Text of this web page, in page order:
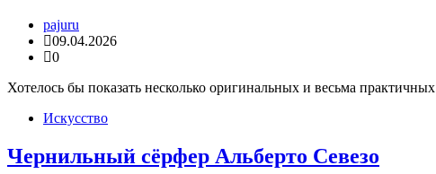
pajuru
09.04.2026
0
Хотелось бы показать несколько оригинальных и весьма
Искусство
Чернильный сёрфер Альберто Севезо